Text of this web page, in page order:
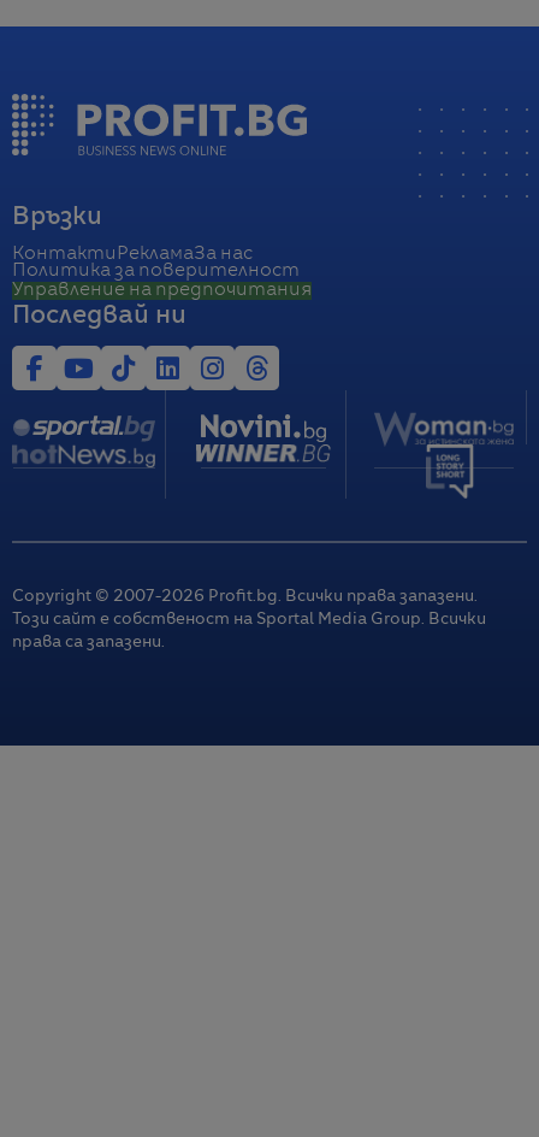
Връзки
Контакти РекламаЗа нас
Политика за поверителност
Управление на предпочитания
Последвай ни
Copyright © 2007-2026 Profit.bg. Всички права запазени.
Този сайт е собственост на Sportal Media Group. Всички
права са запазени.